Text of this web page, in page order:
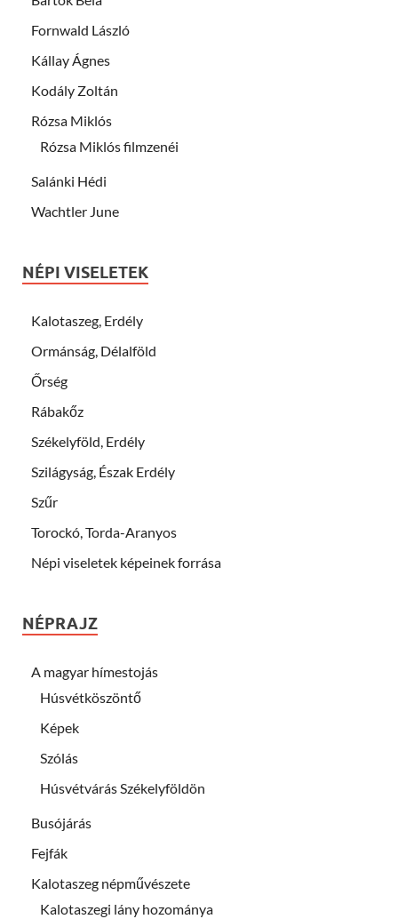
Fornwald László
Kállay Ágnes
Kodály Zoltán
Rózsa Miklós
Rózsa Miklós filmzenéi
Salánki Hédi
Wachtler June
NÉPI VISELETEK
Kalotaszeg, Erdély
Ormánság, Délalföld
Őrség
Rábakőz
Székelyföld, Erdély
Szilágyság, Észak Erdély
Szűr
Torockó, Torda-Aranyos
Népi viseletek képeinek forrása
NÉPRAJZ
A magyar hímestojás
Húsvétköszöntő
Képek
Szólás
Húsvétvárás Székelyföldön
Busójárás
Fejfák
Kalotaszeg népművészete
Kalotaszegi lány hozománya